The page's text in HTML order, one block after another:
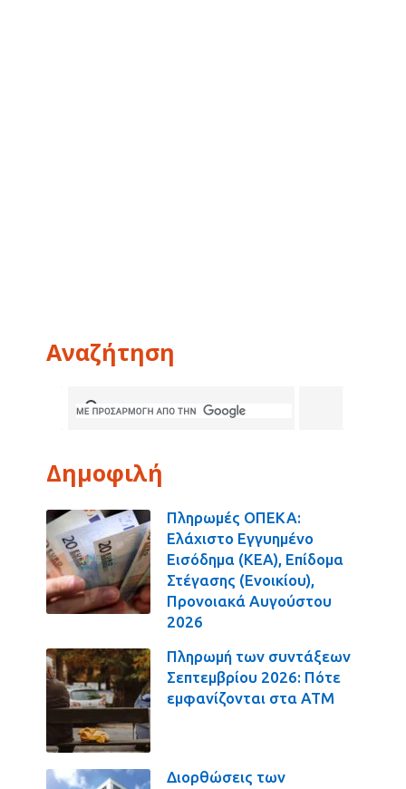
Αναζήτηση
Δημοφιλή
Πληρωμές ΟΠΕΚΑ:
Ελάχιστο Εγγυημένο
Εισόδημα (ΚΕΑ), Επίδομα
Στέγασης (Ενοικίου),
Προνοιακά Αυγούστου
2026
Πληρωμή των συντάξεων
Σεπτεμβρίου 2026: Πότε
εμφανίζονται στα ΑΤΜ
Διορθώσεις των